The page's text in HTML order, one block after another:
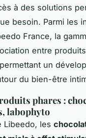
à des solutions
besoin. Parmi les
France, la
entre
un
du bien-être
phares :
labophyto
Libeedo, les